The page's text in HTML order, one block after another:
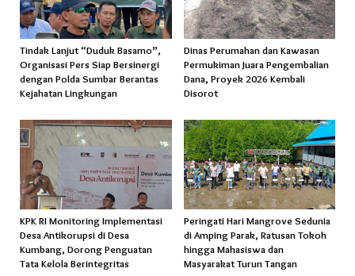
Tindak Lanjut “Duduk Basamo”,
Organisasi Pers Siap Bersinergi
dengan Polda Sumbar Berantas
Kejahatan Lingkungan
Dinas Perumahan dan Kawasan
Permukiman Juara Pengembalian
Dana, Proyek 2026 Kembali
Disorot
KPK RI Monitoring Implementasi
Desa Antikorupsi di Desa
Kumbang, Dorong Penguatan
Tata Kelola Berintegritas
Peringati Hari Mangrove Sedunia
di Amping Parak, Ratusan Tokoh
hingga Mahasiswa dan
Masyarakat Turun Tangan